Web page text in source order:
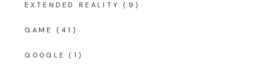
EXTENDED REALITY (9)
GAME (41)
GOOGLE (1)